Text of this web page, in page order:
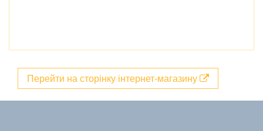
Перейти на сторінку інтернет-магазину